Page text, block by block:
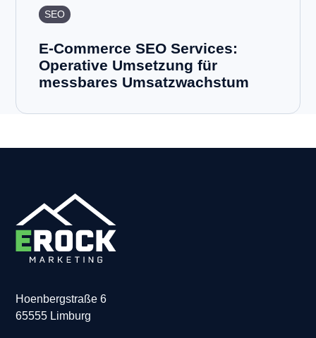
SEO
E-Commerce SEO Services:
Operative Umsetzung für
messbares Umsatzwachstum
Hoenbergstraße 6
65555 Limburg